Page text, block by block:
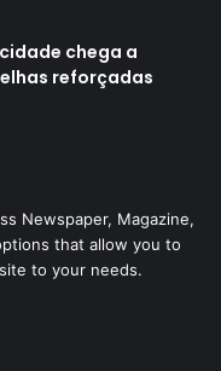
chega a
reforçadas
Newspaper, Magazine,
that allow you to
to your needs.